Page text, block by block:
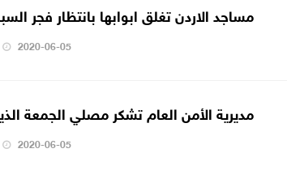
مساجد الاردن تغلق ابوابها بانتظار فجر
2020-06-05
مديرية الأمن العام تشكر مصلي الجمعة
2020-06-05